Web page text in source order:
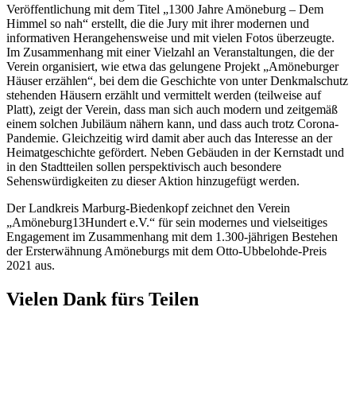
Veröffentlichung mit dem Titel „1300 Jahre Amöneburg – Dem
Himmel so nah“ erstellt, die die Jury mit ihrer modernen und
informativen Herangehensweise und mit vielen Fotos überzeugte.
Im Zusammenhang mit einer Vielzahl an Veranstaltungen, die der
Verein organisiert, wie etwa das gelungene Projekt „Amöneburger
Häuser erzählen“, bei dem die Geschichte von unter Denkmalschutz
stehenden Häusern erzählt und vermittelt werden (teilweise auf
Platt), zeigt der Verein, dass man sich auch modern und zeitgemäß
einem solchen Jubiläum nähern kann, und dass auch trotz Corona-
Pandemie. Gleichzeitig wird damit aber auch das Interesse an der
Heimatgeschichte gefördert. Neben Gebäuden in der Kernstadt und
in den Stadtteilen sollen perspektivisch auch besondere
Sehenswürdigkeiten zu dieser Aktion hinzugefügt werden.
Der Landkreis Marburg-Biedenkopf zeichnet den Verein
„Amöneburg13Hundert e.V.“ für sein modernes und vielseitiges
Engagement im Zusammenhang mit dem 1.300-jährigen Bestehen
der Ersterwähnung Amöneburgs mit dem Otto-Ubbelohde-Preis
2021 aus.
Vielen Dank fürs Teilen